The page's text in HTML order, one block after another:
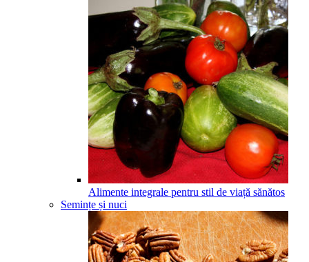
Alimente integrale pentru stil de viață sănătos
Semințe și nuci